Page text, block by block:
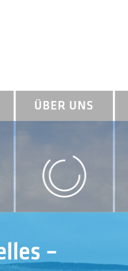
ÜBER UNS
–